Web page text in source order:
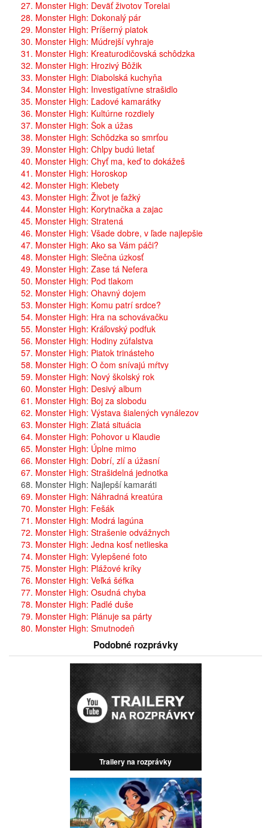
27. Monster High: Deväť životov Torelai
28. Monster High: Dokonalý pár
29. Monster High: Príšerný piatok
30. Monster High: Múdrejší vyhraje
31. Monster High: Kreaturodičovská schôdzka
32. Monster High: Hrozivý Bôžik
33. Monster High: Diabolská kuchyňa
34. Monster High: Investigatívne strašidlo
35. Monster High: Ľadové kamarátky
36. Monster High: Kultúrne rozdiely
37. Monster High: Šok a úžas
38. Monster High: Schôdzka so smrťou
39. Monster High: Chlpy budú lietať
40. Monster High: Chyť ma, keď to dokážeš
41. Monster High: Horoskop
42. Monster High: Klebety
43. Monster High: Život je ťažký
44. Monster High: Korytnačka a zajac
45. Monster High: Stratená
46. Monster High: Všade dobre, v ľade najlepšie
47. Monster High: Ako sa Vám páči?
48. Monster High: Slečna úzkosť
49. Monster High: Zase tá Nefera
50. Monster High: Pod tlakom
52. Monster High: Ohavný dojem
53. Monster High: Komu patrí srdce?
54. Monster High: Hra na schovávačku
55. Monster High: Kráľovský podfuk
56. Monster High: Hodiny zúfalstva
57. Monster High: Piatok trinásteho
58. Monster High: O čom snívajú mŕtvy
59. Monster High: Nový školský rok
60. Monster High: Desivý album
61. Monster High: Boj za slobodu
62. Monster High: Výstava šialených vynálezov
63. Monster High: Zlatá situácia
64. Monster High: Pohovor u Klaudie
65. Monster High: Úplne mimo
66. Monster High: Dobrí, zlí a úžasní
67. Monster High: Strašidelná jednotka
68. Monster High: Najlepší kamaráti
69. Monster High: Náhradná kreatúra
70. Monster High: Fešák
71. Monster High: Modrá lagúna
72. Monster High: Strašenie odvážnych
73. Monster High: Jedna kosť netlieska
74. Monster High: Vylepšené foto
75. Monster High: Plážové kríky
76. Monster High: Veľká šéfka
77. Monster High: Osudná chyba
78. Monster High: Padlé duše
79. Monster High: Plánuje sa párty
80. Monster High: Smutnodeň
Podobné rozprávky
Trailery na rozprávky